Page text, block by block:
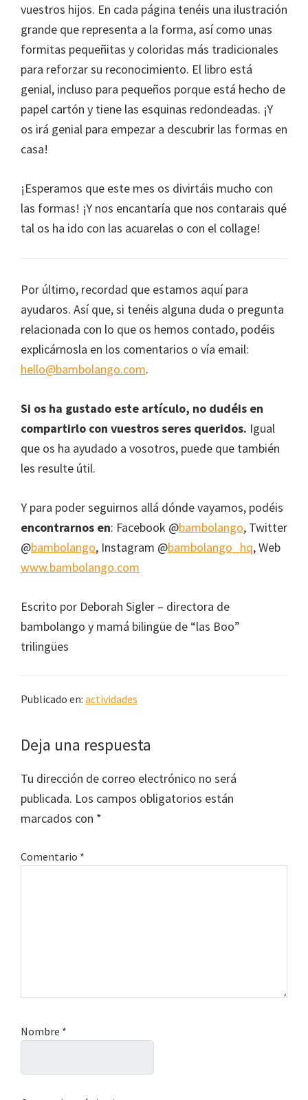
vuestros hijos. En cada página tenéis una ilustración
grande que representa a la forma, así como unas
formitas pequeñitas y coloridas más tradicionales
para reforzar su reconocimiento. El libro está
genial, incluso para pequeños porque está hecho de
papel cartón y tiene las esquinas redondeadas. ¡Y
os irá genial para empezar a descubrir las formas en
casa!
¡Esperamos que este mes os divirtáis mucho con
las formas! ¡Y nos encantaría que nos contarais qué
tal os ha ido con las acuarelas o con el collage!
Por último, recordad que estamos aquí para
ayudaros. Así que, si tenéis alguna duda o pregunta
relacionada con lo que os hemos contado, podéis
explicárnosla en los comentarios o vía email:
hello@bambolango.com.
Si os ha gustado este artículo, no dudéis en
compartirlo con vuestros seres queridos. Igual
que os ha ayudado a vosotros, puede que también
les resulte útil.
Y para poder seguirnos allá dónde vayamos, podéis
encontrarnos en: Facebook @bambolango, Twitter
@bambolango, Instagram @bambolango_hq, Web
www.bambolango.com
Escrito por Deborah Sigler – directora de
bambolango y mamá bilingüe de “las Boo”
trilingües
Publicado en: actividades
Interacciones
con
los
lectores
Deja una respuesta
Tu dirección de correo electrónico no será
publicada. Los campos obligatorios están
marcados con *
Comentario *
Nombre *